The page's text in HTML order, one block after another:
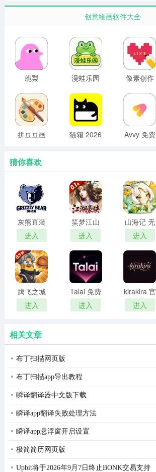
创意绘画软件大全
脆梨 漫蛙乐园
像素创作
拼豆豆画
猫箱 2026
Avvy 免费
猜你喜欢
灰熊直装
免卡密
进入
笑梦江山
手游0.1折
下载免费
版
进入
山海记 无
限代金券
进入
腾飞之城
魔兽版
进入
Talai 免费
畅聊版
进入
kirakira 官
网登录入
口网址
进入
相关文章
布丁扫描网页版
布丁扫描app导出教程
瞬译翻译器中文版下载
瞬译app翻译失败处理方法
瞬译app悬浮窗开启设置
极简简历网页版
Upbit将于2026年9月7日终止BONK交易支持